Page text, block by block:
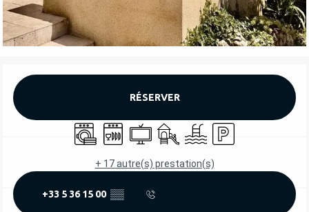
OUVERTURE ET COORDONNÉES
RÉSERVER
Lave lingeLave vaisselle
TélévisionJeux pour enfants / Espace
PiscineParking
+ 17 autre(s) prestation(s)
+33 5 36 15 00 ▒▒